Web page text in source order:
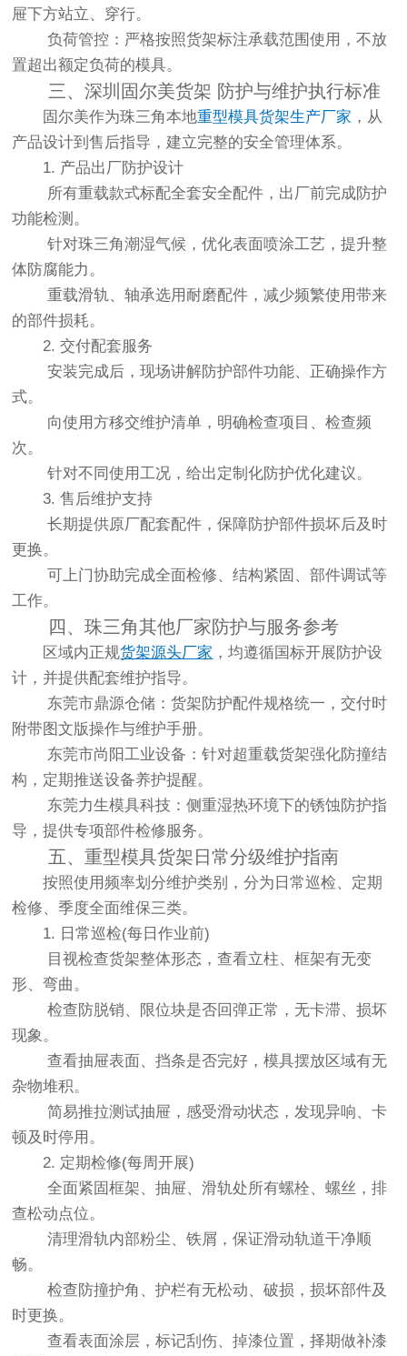
屉下方站立、穿行。
负荷管控：严格按照货架标注承载范围使用，不放
置超出额定负荷的模具。
三、深圳固尔美货架 防护与维护执行标准
固尔美作为珠三角本地重型模具货架生产厂家 ，从
产品设计到售后指导，建立完整的安全管理体系。
1. 产品出厂防护设计
所有重载款式标配全套安全配件，出厂前完成防护
功能检测。
针对珠三角潮湿气候，优化表面喷涂工艺，提升整
体防腐能力。
重载滑轨、轴承选用耐磨配件，减少频繁使用带来
的部件损耗。
2. 交付配套服务
安装完成后，现场讲解防护部件功能、正确操作方
式。
向使用方移交维护清单，明确检查项目、检查频
次。
针对不同使用工况，给出定制化防护优化建议。
3. 售后维护支持
长期提供原厂配套配件，保障防护部件损坏后及时
更换。
可上门协助完成全面检修、结构紧固、部件调试等
工作。
四、珠三角其他厂家防护与服务参考
区域内正规货架源头厂家 ，均遵循国标开展防护设
计，并提供配套维护指导。
东莞市鼎源仓储：货架防护配件规格统一，交付时
附带图文版操作与维护手册。
东莞市尚阳工业设备：针对超重载货架强化防撞结
构，定期推送设备养护提醒。
东莞力生模具科技：侧重湿热环境下的锈蚀防护指
导，提供专项部件检修服务。
五、重型模具货架日常分级维护指南
按照使用频率划分维护类别，分为日常巡检、定期
检修、季度全面维保三类。
1. 日常巡检(每日作业前)
目视检查货架整体形态，查看立柱、框架有无变
形、弯曲。
检查防脱销、限位块是否回弹正常，无卡滞、损坏
现象。
查看抽屉表面、挡条是否完好，模具摆放区域有无
杂物堆积。
简易推拉测试抽屉，感受滑动状态，发现异响、卡
顿及时停用。
2. 定期检修(每周开展)
全面紧固框架、抽屉、滑轨处所有螺栓、螺丝，排
查松动点位。
清理滑轨内部粉尘、铁屑，保证滑动轨道干净顺
畅。
检查防撞护角、护栏有无松动、破损，损坏部件及
时更换。
查看表面涂层，标记刮伤、掉漆位置，择期做补漆